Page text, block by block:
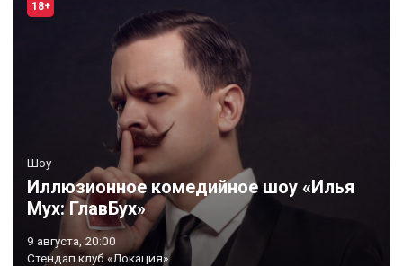
18+
Шоу
Иллюзионное комедийное шоу «Илья
Мух: ГлавБух»
9 августа, 20:00
Стендап клуб «Локация»